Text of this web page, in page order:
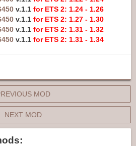
v.1.1 for ETS 2: 1.24 - 1.26
v.1.1 for ETS 2: 1.27 - 1.30
v.1.1 for ETS 2: 1.31 - 1.32
v.1.1 for ETS 2: 1.31 - 1.34
MOD
NEXT MOD